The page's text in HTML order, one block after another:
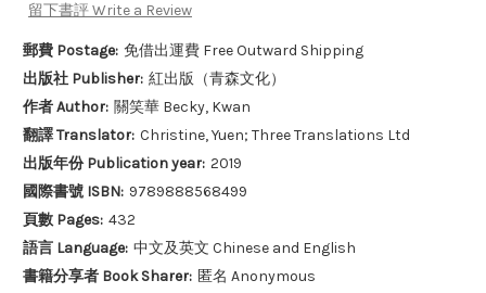
留下書評 Write a Review
郵費 Postage: 免借出運費 Free Outward Shipping
出版社 Publisher: 紅出版（青森文化）
作者 Author: 關笑華 Becky, Kwan
翻譯 Translator: Christine, Yuen; Three Translations Ltd
出版年份 Publication year: 2019
國際書號 ISBN: 9789888568499
頁數 Pages: 432
語言 Language: 中文及英文 Chinese and English
書籍分享者 Book Sharer: 匿名 Anonymous